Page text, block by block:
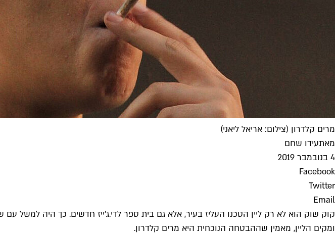
מרים קלדרון (צילום: אריאל ליאני)
מאתעידו שחם
4 בנובמבר 2019
Facebook
Twitter
Email
קוק שוק הוא לא רק ליין הטכנו העליז בעיר, אלא גם בית ספר לדי.ג'ייז חדשים. כך היה למשל עם
ומקים הליין, מאמין שההבטחה הנוכחית היא מרים קלדרון.